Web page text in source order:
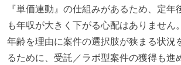
『単価連動』の仕組みがあるため、定年
も年収が大きく下がる心配はありません。
年齢を理由に案件の選択肢が狭まる状況
るために、受託／ラボ型案件の獲得も進